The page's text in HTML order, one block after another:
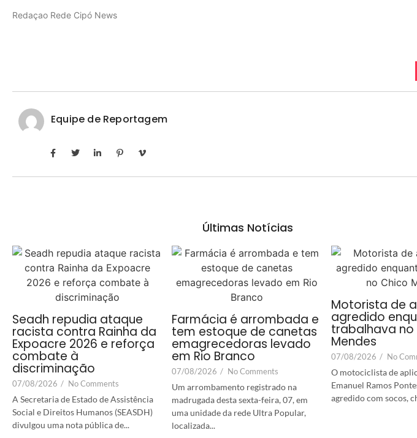
Redaçao Rede Cipó News
Equipe de Reportagem
Últimas Notícias
Seadh repudia ataque
racista contra Rainha da
Expoacre 2026 e reforça
combate à
discriminação
07/08/2026 / No Comments
A Secretaria de Estado de Assistência
Social e Direitos Humanos (SEASDH)
divulgou uma nota pública de...
Farmácia é arrombada e
tem estoque de canetas
emagrecedoras levado
em Rio Branco
07/08/2026 / No Comments
Um arrombamento registrado na
madrugada desta sexta-feira, 07, em
uma unidade da rede Ultra Popular,
localizada...
Motorista de
agredido
trabalhava no
Mendes
07/08/2026 / No
O motociclista de
Emanuel Ramos
agredido com socos,